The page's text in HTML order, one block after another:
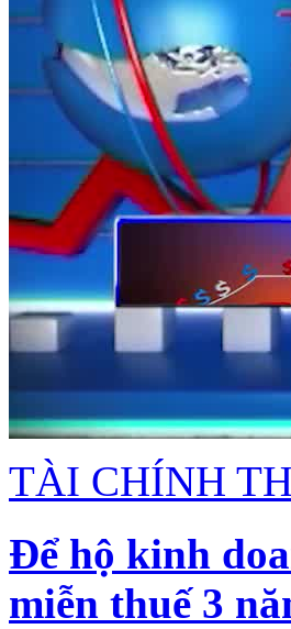
TÀI CHÍNH
Để hộ kinh
miễn thuế 3